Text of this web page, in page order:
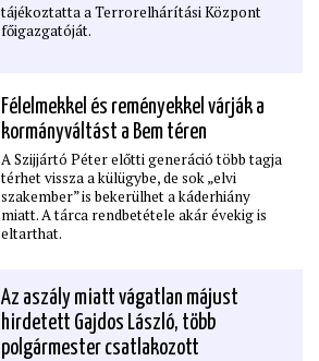
tájékoztatta a Terrorelhárítási Központ
főigazgatóját.
Félelmekkel és reményekkel várják a
kormányváltást a Bem téren
A Szijjártó Péter előtti generáció több tagja
térhet vissza a külügybe, de sok „elvi
szakember” is bekerülhet a káderhiány
miatt. A tárca rendbetétele akár évekig is
eltarthat.
Az aszály miatt vágatlan májust
hirdetett Gajdos László, több
polgármester csatlakozott